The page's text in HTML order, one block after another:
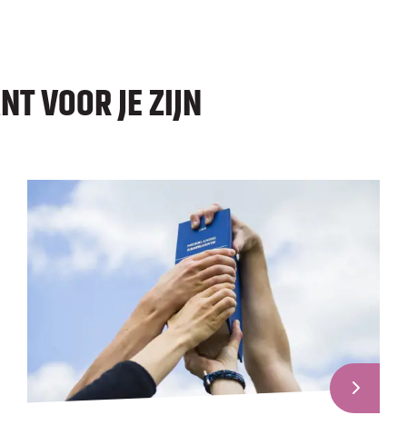
VOOR JE ZIJN